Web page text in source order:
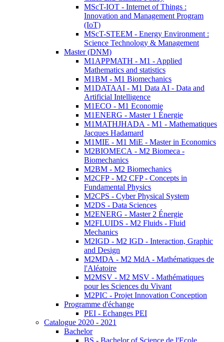
MScT-IOT - Internet of Things :
Innovation and Management Program
(IoT)
MScT-STEEM - Energy Environment :
Science Technology & Management
Master (DNM)
M1APPMATH - M1 - Applied
Mathematics and statistics
M1BM - M1 Biomechanics
M1DATAAI - M1 Data AI - Data and
Artificial Intelligence
M1ECO - M1 Economie
M1ENERG - Master 1 Énergie
M1MATHJHADA - M1 - Mathematiques
Jacques Hadamard
M1MIE - M1 MiE - Master in Economics
M2BIOMECA - M2 Biomeca -
Biomechanics
M2BM - M2 Biomechanics
M2CFP - M2 CFP - Concepts in
Fundamental Physics
M2CPS - Cyber Physical System
M2DS - Data Sciences
M2ENERG - Master 2 Énergie
M2FLUIDS - M2 Fluids - Fluid
Mechanics
M2IGD - M2 IGD - Interaction, Graphic
and Design
M2MDA - M2 MdA - Mathématiques de
l'Aléatoire
M2MSV - M2 MSV - Mathématiques
pour les Sciences du Vivant
M2PIC - Projet Innovation Conception
Programme d'échange
PEI - Echanges PEI
Catalogue 2020 - 2021
Bachelor
BS - Bachelor of Science de l'Ecole